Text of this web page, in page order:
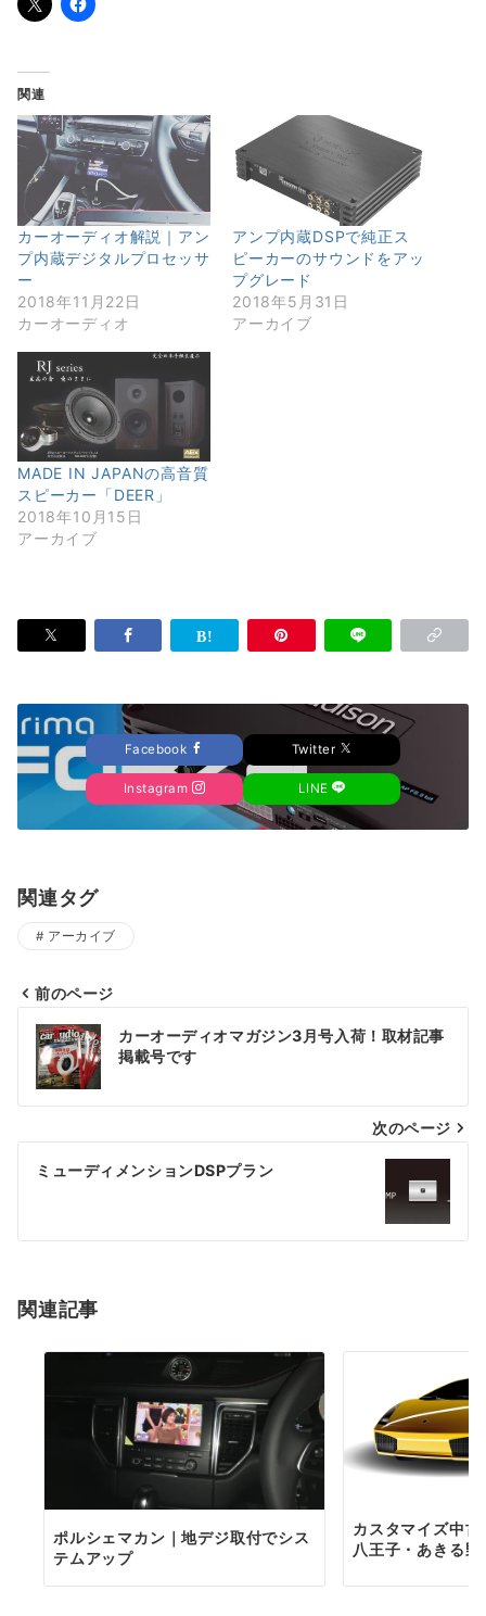
関連
カーオーディオ解説｜アン
プ内蔵デジタルプロセッサ
ー
2018年11月22日
カーオーディオ
アンプ内蔵DSPで純正ス
ピーカーのサウンドをアッ
プグレード
2018年5月31日
アーカイブ
MADE IN JAPANの高音質
スピーカー「DEER」
2018年10月15日
アーカイブ
Facebook Twitter
Instagram LINE
関連タグ
アーカイブ
投
稿
ナ
ビ
ゲ
シ
ン
前のページ
カーオーディオマガジン3月号入荷！取材記事
掲載号です
次のページ
ミューディメンションDSPプラン
関連記事
ポルシェマカン｜地デジ取付でシス
テムアップ
カスタマイズ中
八王子・あきる